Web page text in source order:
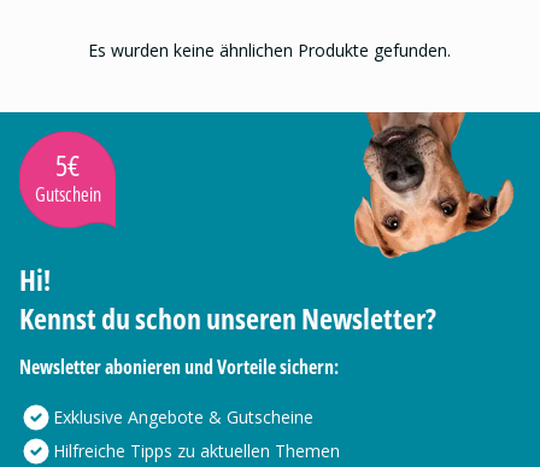
Es wurden keine ähnlichen Produkte gefunden.
5€
Gutschein
Hi!
Kennst du schon unseren Newsletter?
Newsletter abonieren und Vorteile sichern:
Exklusive Angebote & Gutscheine
Hilfreiche Tipps zu aktuellen Themen